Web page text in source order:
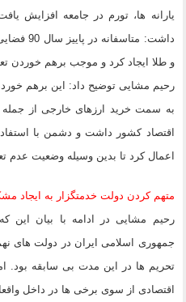
یارانه ها، تورم در جامعه افزایش
داشت:
و طلا ایجاد کرد و موجب برهم خوردن
رحیم مشایی توضیح داد: این برهم
به سمت خرید ارزهای خارجی از جمله
اقتصاد کشور داشت و دشمن با
اعمال کرد تا بدین وسیله وضعیت عدم
متهم کردن دولت خدمتگزار به ایجاد
رحیم مشایی در ادامه با بیان این
جمهوری اسلامی ایران در دولت های
تحریم ها در این مدت بی سابقه بود.
اقتصادی از سوی برخی ها در داخل